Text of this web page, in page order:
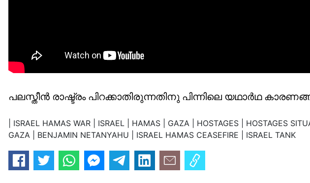
പലസ്തീന്‍ രാഷ്ട്രം പിറക്കാതിരുന്നതിനു പിന്നിലെ യഥാര്‍ഥ കാരണങ്ങള്‍
| ISRAEL HAMAS WAR | ISRAEL | HAMAS | GAZA | HOSTAGES | HOSTAGES
GAZA | BENJAMIN NETANYAHU | ISRAEL HAMAS CEASEFIRE | ISRAEL TANK